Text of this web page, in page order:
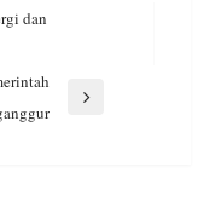
dan